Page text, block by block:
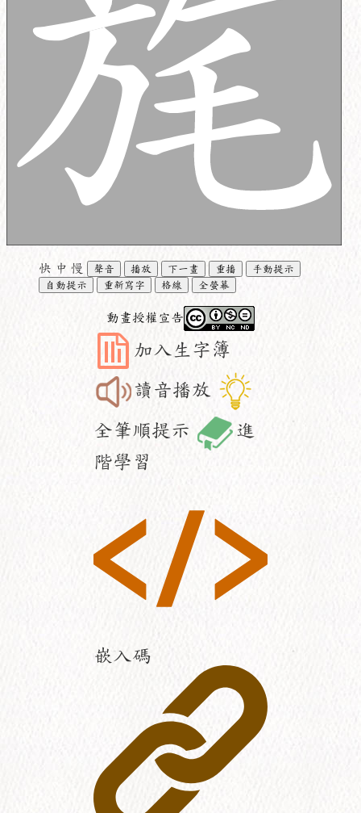
快 中 慢 聲音 播放 下一畫 重播
手動提示
自動提示
重新寫字 格線 全螢幕
動畫授權宣告
加入生字簿
讀音播放
全筆順提示
進
階學習
嵌入碼